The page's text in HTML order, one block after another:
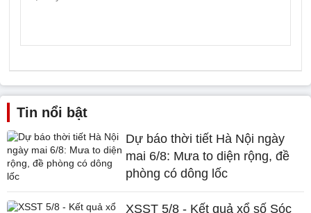
Tin nổi bật
Dự báo thời tiết Hà Nội ngày
mai 6/8: Mưa to diện rộng, đề
phòng có dông lốc
XSST 5/8 - Kết quả xổ số Sóc